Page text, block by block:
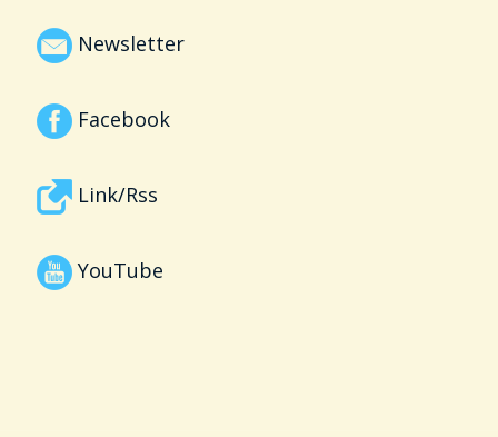
Newsletter
Facebook
Link/Rss
YouTube